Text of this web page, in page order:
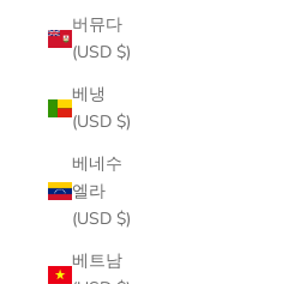
버뮤다
(USD $)
베냉
(USD $)
베네수
엘라
(USD $)
베트남